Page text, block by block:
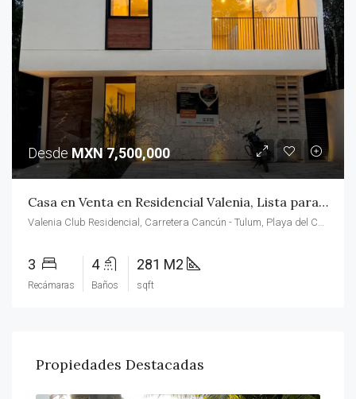
Desde MXN 7,500,000
Casa en Venta en Residencial Valenia, Lista para entrega.-
3
Recámaras
4
Baños
281 M2
sqft
Propiedades Destacadas